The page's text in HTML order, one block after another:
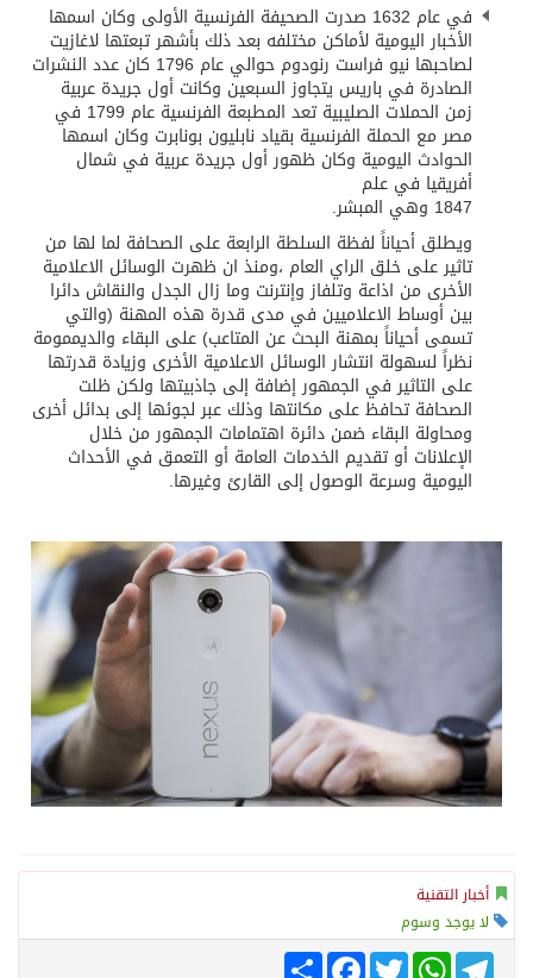
في عام 1632 صدرت الصحيفة الفرنسية الأولى وكان اسمها
الأخبار اليومية لأماكن مختلفه بعد ذلك بأشهر تبعتها لاغازيت
لصاحبها نيو فراست رنودوم حوالي عام 1796 كان عدد النشرات
الصادرة في باريس يتجاوز السبعين وكانت أول جريدة عربية
زمن الحملات الصليبية تعد المطبعة الفرنسية عام 1799 في
مصر مع الحملة الفرنسية بقياد نابليون بونابرت وكان اسمها
الحوادث اليومية وكان ظهور أول جريدة عربية في شمال
أفريقيا في علم
1847 وهي المبشر.
ويطلق أحياناً لفظة السلطة الرابعة على الصحافة لما لها من
تاثير على خلق الراي العام ،ومنذ ان ظهرت الوسائل الاعلامية
الأخرى من اذاعة وتلفاز وإنترنت وما زال الجدل والنقاش دائرا
بين أوساط الاعلاميين في مدى قدرة هذه المهنة (والتي
تسمى أحياناً بمهنة البحث عن المتاعب) على البقاء والديممومة
نظراً لسهولة انتشار الوسائل الاعلامية الأخرى وزيادة قدرتها
على التاثير في الجمهور إضافة إلى جاذبيتها ولكن ظلت
الصحافة تحافظ على مكانتها وذلك عبر لجوئها إلى بدائل أخرى
ومحاولة البقاء ضمن دائرة اهتمامات الجمهور من خلال
الإعلانات أو تقديم الخدمات العامة أو التعمق في الأحداث
اليومية وسرعة الوصول إلى القارئ وغيرها.
أخبار التقنية
لا يوجد وسوم
انشر
FacebookTwitter
WhatsAppTelegram